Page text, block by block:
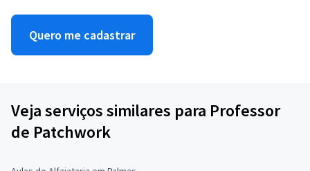
Quero me cadastrar
Veja serviços similares para Professor
de Patchwork